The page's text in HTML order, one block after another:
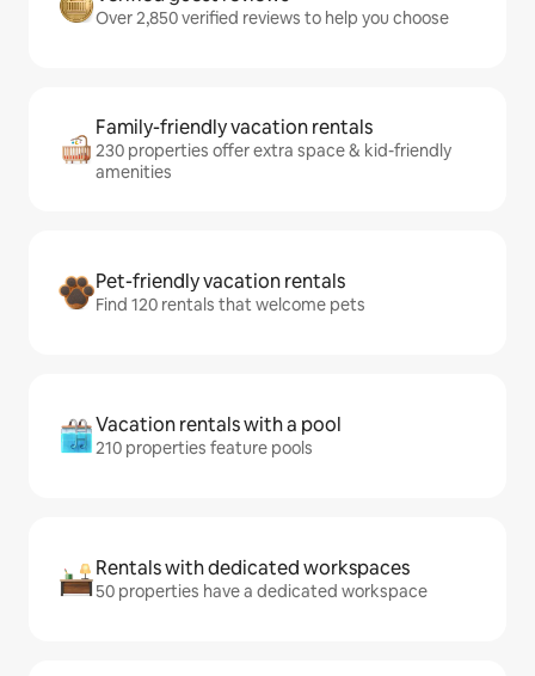
Over 2,850 verified reviews to help you choose
Family-friendly vacation rentals
230 properties offer extra space & kid-friendly
amenities
Pet-friendly vacation rentals
Find 120 rentals that welcome pets
Vacation rentals with a pool
210 properties feature pools
Rentals with dedicated workspaces
50 properties have a dedicated workspace